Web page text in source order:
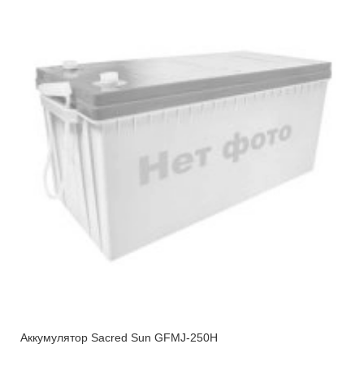
Аккумулятор Sacred Sun GFMJ-250H